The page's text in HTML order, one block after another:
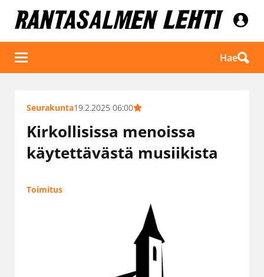
Hae
Seurakunta19.2.2025 06:00
Kirkollisissa menoissa
käytettävästä musiikista
Toimitus